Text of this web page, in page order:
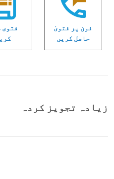
فون پر فتویٰ
حاصل کریں
فتوی
زیادہ تجویز کردہ